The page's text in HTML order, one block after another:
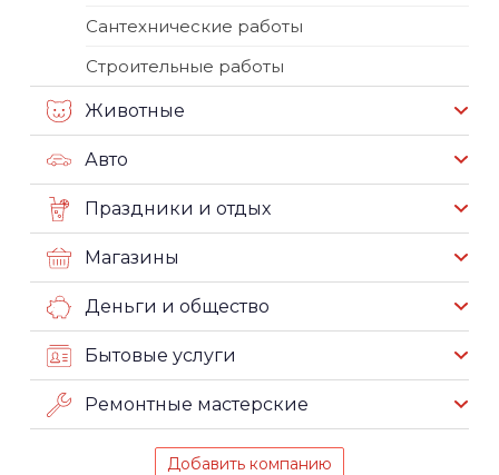
Сантехнические работы
Строительные работы
Животные
Авто
Праздники и отдых
Магазины
Деньги и общество
Бытовые услуги
Ремонтные мастерские
Добавить компанию